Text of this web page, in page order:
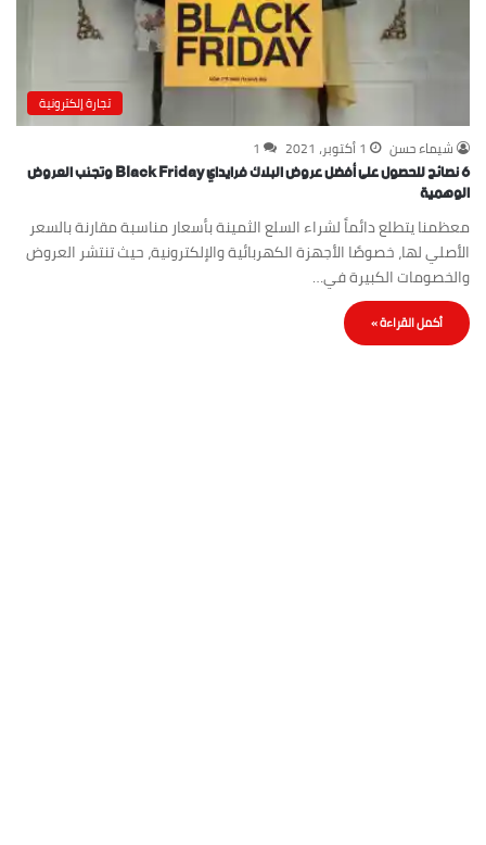
تجارة إلكترونية
شيماء حسن 1 أكتوبر، 2021 1
6 نصائح للحصول على أفضل عروض البلاك فرايداي Black Friday وتجنب العروض
الوهمية
معظمنا يتطلع دائماً لشراء السلع الثمينة بأسعار مناسبة مقارنة بالسعر
الأصلي لها، خصوصًا الأجهزة الكهربائية والإلكترونية، حيث تنتشر العروض
والخصومات الكبيرة في…
أكمل القراءة »